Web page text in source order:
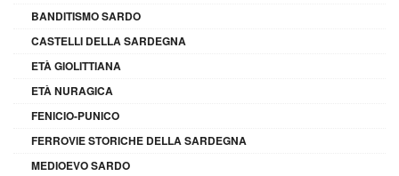
BANDITISMO SARDO
CASTELLI DELLA SARDEGNA
ETÀ GIOLITTIANA
ETÀ NURAGICA
FENICIO-PUNICO
FERROVIE STORICHE DELLA SARDEGNA
MEDIOEVO SARDO